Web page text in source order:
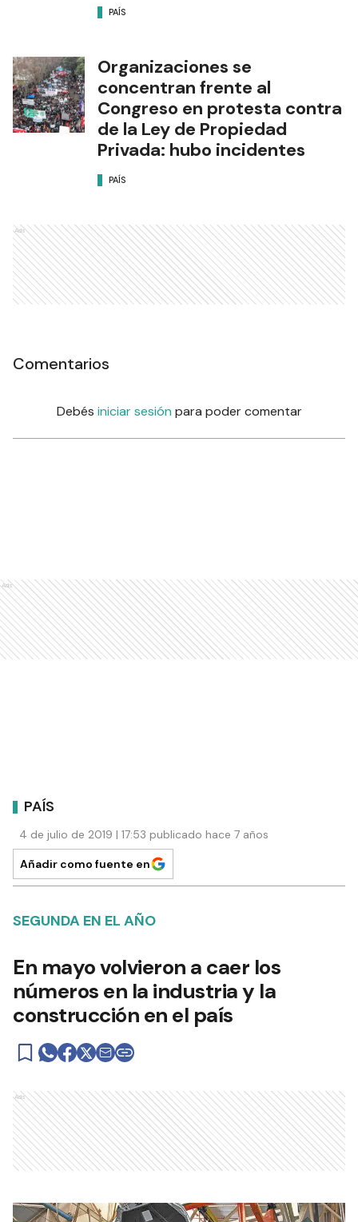
PAÍS
Organizaciones se
concentran frente al
Congreso en protesta contra
de la Ley de Propiedad
Privada: hubo incidentes
PAÍS
Ads
Comentarios
Debés iniciar sesión para poder comentar
Ads
PAÍS
4 de julio de 2019 | 17:53 publicado hace 7 años
Añadir como fuente en
SEGUNDA EN EL AÑO
En mayo volvieron a caer los
números en la industria y la
construcción en el país
Ads